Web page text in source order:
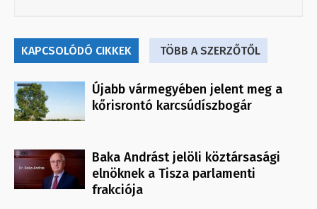
KAPCSOLÓDÓ CIKKEK TÖBB A SZERZŐTŐL
Újabb vármegyében jelent meg a
kőrisrontó karcsúdíszbogár
Baka Andrást jelöli köztársasági
elnöknek a Tisza parlamenti
frakciója